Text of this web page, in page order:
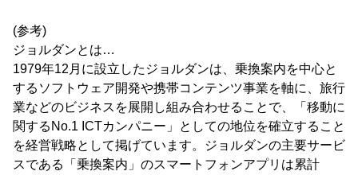
(参考)
ジョルダンとは…
1979年12月に設立したジョルダンは、乗換案内を中心と
するソフトウェア開発や携帯コンテンツ事業を軸に、旅行
業などのビジネスを展開し組み合わせることで、「移動に
関するNo.1 ICTカンパニー」としての地位を確立すること
を経営戦略として掲げています。ジョルダンの主要サービ
スである「乗換案内」のスマートフォンアプリは累計